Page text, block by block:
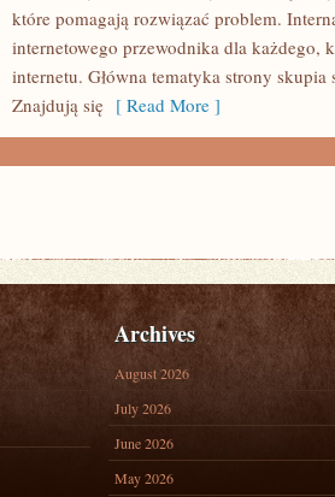
które pomagają rozwiązać problem.
internetowego przewodnika dla każdego,
internetu. Główna tematyka strony
Znajdują się [ Read More ]
Archives
August 2026
July 2026
June 2026
May 2026